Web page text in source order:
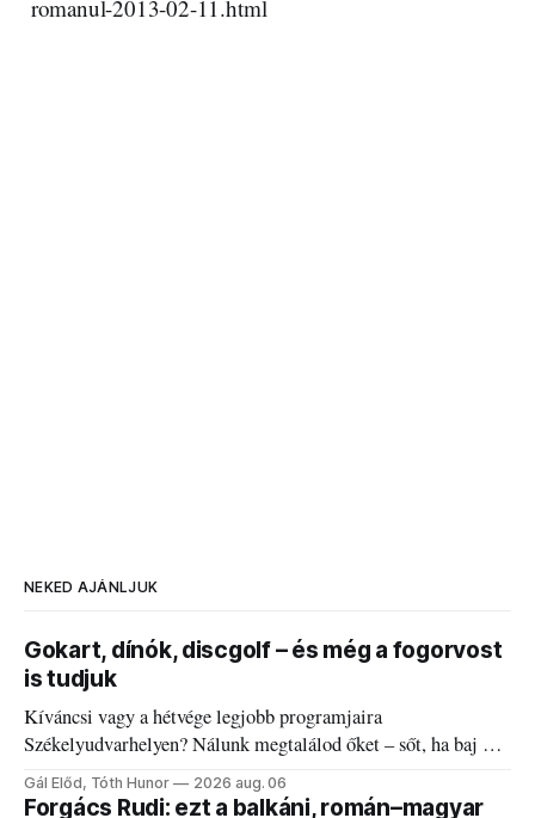
romanul-2013-02-11.html
NEKED AJÁNLJUK
Gokart, dínók, discgolf – és még a fogorvost
is tudjuk
Kíváncsi vagy a hétvége legjobb programjaira
Székelyudvarhelyen? Nálunk megtalálod őket – sőt, ha baj van
a fogaddal, a fogorvosi ügyeletet is!
Gál Előd, Tóth Hunor 2026 aug. 06
Forgács Rudi: ezt a balkáni, román–magyar